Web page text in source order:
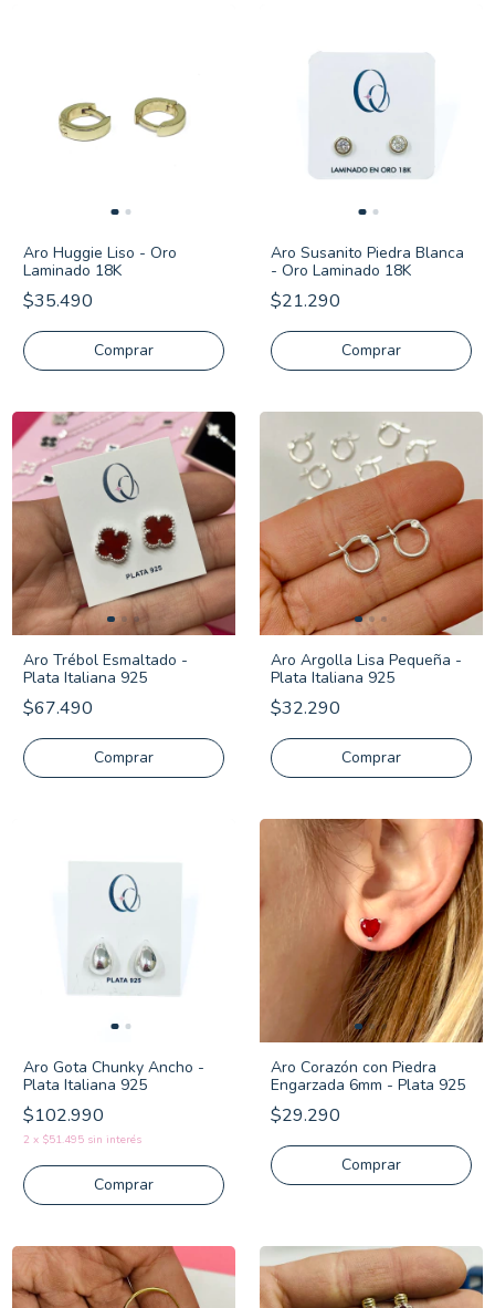
Aro Huggie Liso - Oro
Laminado 18K
$35.490
Aro Susanito Piedra Blanca
- Oro Laminado 18K
$21.290
Aro Trébol Esmaltado -
Plata Italiana 925
$67.490
Comprar
Aro Argolla Lisa Pequeña -
Plata Italiana 925
$32.290
Aro Gota Chunky Ancho -
Plata Italiana 925
$102.990
2 x $51.495 sin interés
Aro Corazón con Piedra
Engarzada 6mm - Plata 925
$29.290
Comprar